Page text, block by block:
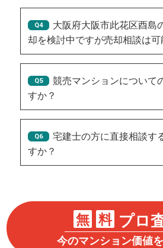
大阪府大阪市此花区酉島
却を検討中ですが売却相談は可
競売マンションについて
すか？
宅建士の方に直接相談す
すか？
無 料 プロ
今のマンション価値